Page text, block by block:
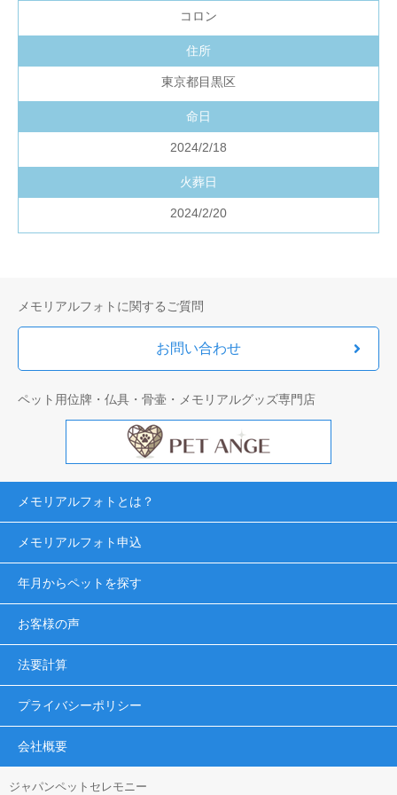
コロン
住所
東京都目黒区
命日
2024/2/18
火葬日
2024/2/20
メモリアルフォトに関するご質問
お問い合わせ
ペット用位牌・仏具・骨壷・メモリアルグッズ専門店
メモリアルフォトとは？
メモリアルフォト申込
年月からペットを探す
お客様の声
法要計算
プライバシーポリシー
会社概要
ジャパンペットセレモニー